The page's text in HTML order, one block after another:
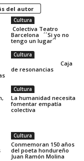
del autor
Cultura
Colectiva Teatro
Barcelona ´´Si yo no
tengo un lugar´´
Cultura
Caja
de resonancias
Cultura
La humanidad necesita
fomentar empatía
colectiva
Cultura
Conmemoran 150 años
del poeta hondureño
Juan Ramón Molina